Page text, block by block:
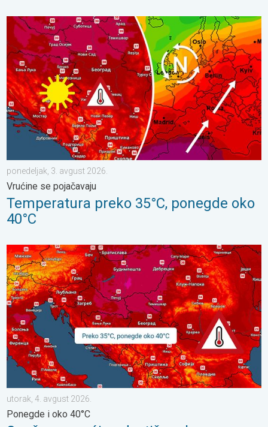
Temperatura preko 35°C, ponegde oko 40°C. Vrućine se
ponedeljak, 3. avgust 2026.
Vrućine se pojačavaju
Temperatura preko 35°C, ponegde oko
40°C
Sunčano, vrućine dostižu vrhunac. Ponegde i oko 40°C. . .
utorak, 4. avgust 2026.
Ponegde i oko 40°C